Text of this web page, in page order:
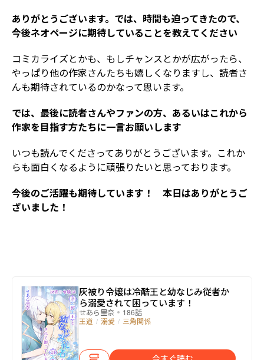
――ありがとうございます。では、時間も迫ってきたので、
今後ネオページに期待していることを教えてください
コミカライズとかも、もしチャンスとかが広がったら、
やっぱり他の作家さんたちも嬉しくなりますし、読者さ
んも期待されているのかなって思います。
――では、最後に読者さんやファンの方、あるいはこれから
作家を目指す方たちに一言お願いします
いつも読んでくださってありがとうございます。これか
らも面白くなるように頑張りたいと思っております。
――今後のご活躍も期待しています！ 本日はありがとうご
ざいました！
灰被り令嬢は冷酷王と幼なじみ従者か
ら溺愛されて困っています！
せあら里奈
186話
王道 / 溺愛 / 三角関係